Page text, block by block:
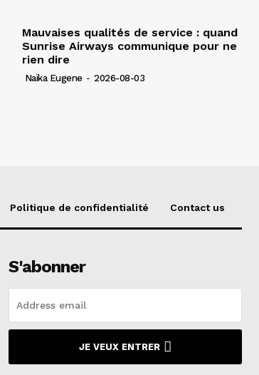
Mauvaises qualités de service : quand
Sunrise Airways communique pour ne
rien dire
Naïka Eugene - 2026-08-03
Politique de confidentialité Contact us
S'abonner
JE VEUX ENTRER